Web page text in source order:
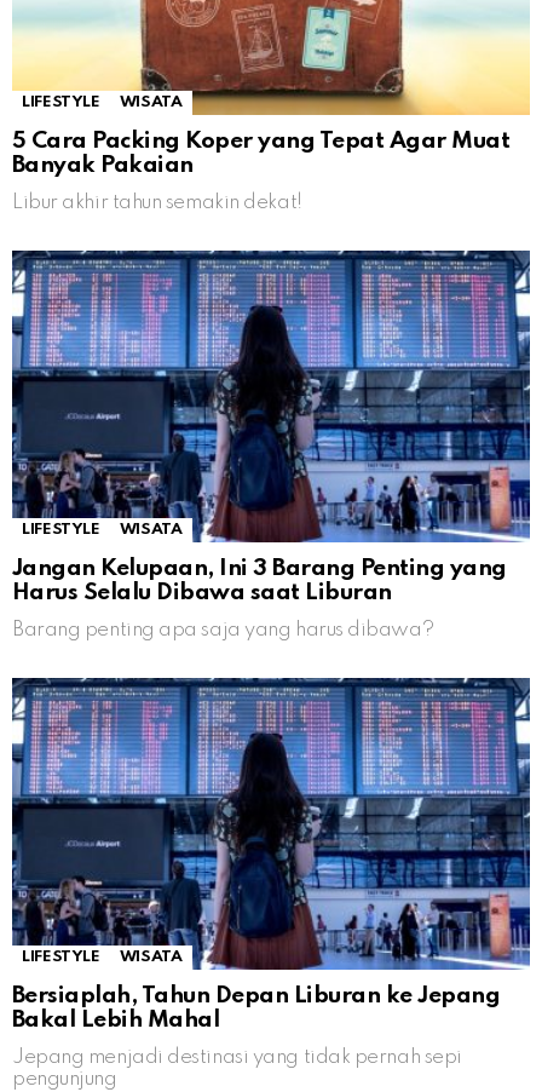
LIFESTYLE WISATA
5 Cara Packing Koper yang Tepat Agar Muat
Banyak Pakaian
Libur akhir tahun semakin dekat!
LIFESTYLE WISATA
Jangan Kelupaan, Ini 3 Barang Penting yang
Harus Selalu Dibawa saat Liburan
Barang penting apa saja yang harus dibawa?
LIFESTYLE WISATA
Bersiaplah, Tahun Depan Liburan ke Jepang
Bakal Lebih Mahal
Jepang menjadi destinasi yang tidak pernah sepi
pengunjung